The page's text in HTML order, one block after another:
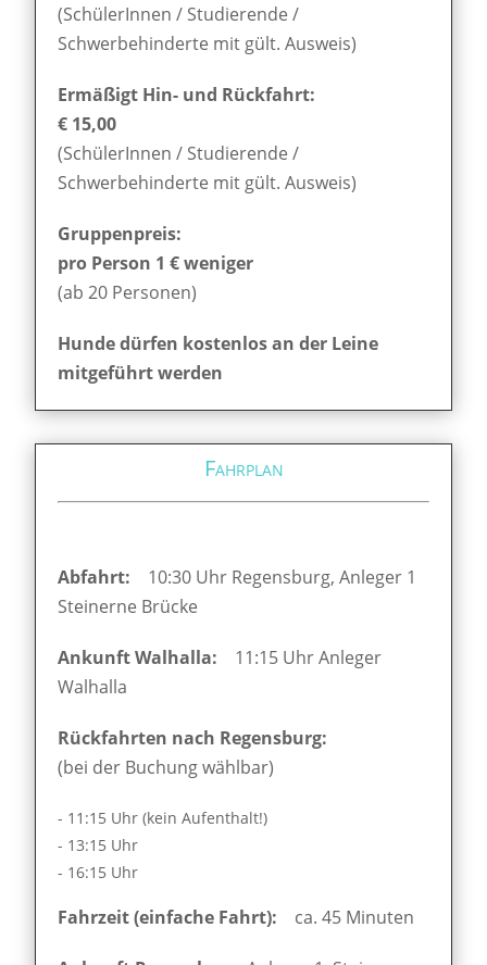
(SchülerInnen / Studierende /
Schwerbehinderte mit gült. Ausweis)
Ermäßigt Hin- und Rückfahrt:
€ 15,00
(SchülerInnen / Studierende /
Schwerbehinderte mit gült. Ausweis)
Gruppenpreis:
pro Person 1 € weniger
(ab 20 Personen)
Hunde dürfen kostenlos an der Leine
mitgeführt werden
Fahrplan
Abfahrt: 10:30 Uhr Regensburg, Anleger 1
Steinerne Brücke
Ankunft Walhalla: 11:15 Uhr Anleger
Walhalla
Rückfahrten nach Regensburg:
(bei der Buchung wählbar)
- 11:15 Uhr (kein Aufenthalt!)
- 13:15 Uhr
- 16:15 Uhr
Fahrzeit (einfache Fahrt): ca. 45 Minuten